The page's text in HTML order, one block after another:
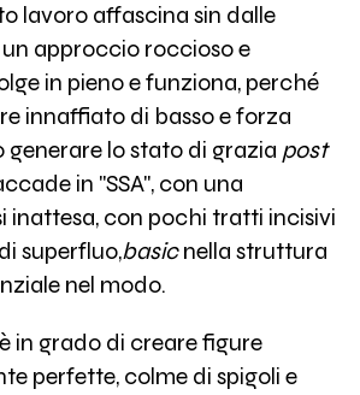
lavoro affascina sin dalle
approccio roccioso e
in pieno e funziona, perché
innaffiato di basso e forza
generare lo stato di grazia post
in "SSA", con una
inattesa, con pochi tratti incisivi
superfluo,basicnella struttura
nel modo.
in grado di creare figure
perfette, colme di spigoli e